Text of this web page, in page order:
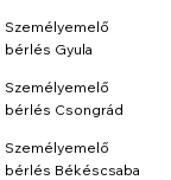
Személyemelő
bérlés Gyula
Személyemelő
bérlés Csongrád
Személyemelő
bérlés Békéscsaba